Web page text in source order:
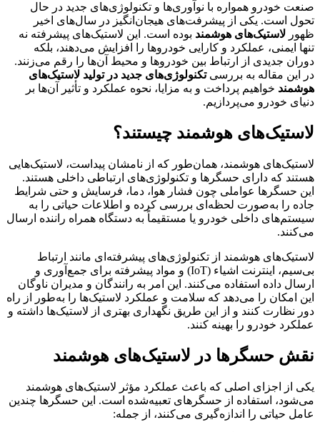
صنعت خودرو همواره با نوآوری‌ها و تکنولوژی‌های جدید در حال
تحول است. یکی از پیشرفت‌های هیجان‌انگیز در سال‌های اخیر
ظهور لاستیک‌های هوشمند بوده است. این لاستیک‌های پیشرفته نه
تنها ایمنی، عملکرد و کارایی خودروها را افزایش می‌دهند، بلکه
دوران جدیدی از ارتباط بین خودروها و محیط آن‌ها را رقم می‌زنند.
در این مقاله به بررسیتکنولوژی‌های جدید در تولید لاستیک‌های
هوشمند خواهیم پرداخت و به مزایا، نحوه عملکرد و تأثیر آن‌ها بر
دنیای خودرو می‌پردازیم.
لاستیک‌های هوشمند چیستند؟
لاستیک‌های هوشمند، همان‌طور که از نامشان پیداست، لاستیک‌هایی
هستند که دارای حسگرها و تکنولوژی‌های ارتباطی داخلی هستند.
این حسگرها عواملی چون فشار هوا، دما، فرسایش و حتی شرایط
جاده را به‌صورت لحظه‌ای بررسی کرده و اطلاعات حیاتی را به
سیستم‌های داخلی خودرو یا مستقیماً به دستگاه همراه راننده ارسال
می‌کنند.
لاستیک‌های هوشمند از تکنولوژی‌های پیشرفته‌ای مانند ارتباط
بی‌سیم، اینترنت اشیاء (IoT) و مواد پیشرفته برای جمع‌آوری و
ارسال داده استفاده می‌کنند. این امر به رانندگان و مدیران ناوگان
این امکان را می‌دهد که سلامت و عملکرد لاستیک‌ها را به‌طور از راه
دور نظارت کنند و از این طریق نگهداری بهتری از لاستیک‌ها داشته و
عملکرد خودرو را بهینه کنند.
نقش حسگرها در لاستیک‌های هوشمند
یکی از اجزای اصلی که باعث عملکرد مؤثر لاستیک‌های هوشمند
می‌شود، استفاده از حسگرهای تعبیه‌شده است. این حسگرها چندین
عامل حیاتی را اندازه‌گیری می‌کنند، از جمله: